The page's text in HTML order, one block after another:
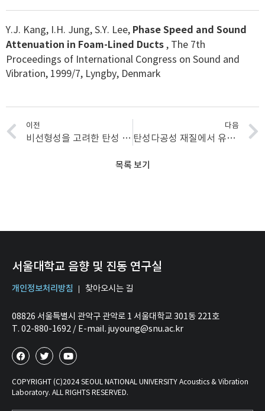
Y.J. Kang, I.H. Jung, S.Y. Lee, Phase Speed and Sound
Attenuation in Foam-Lined Ducts , The 7th
Proceedings of International Congress on Sound and
Vibration, 1999/7, Lyngby, Denmark
이전
비선형성을 고려한 탄성 다공성 재질의 음향학적 모델링
다음
탄성다공성 재질에서 유한진폭 입사음파의 흡음 특성
목록 보기
서울대학교 음향 및 진동 연구실
개인정보처리방침 찾아오시는 길
08826 서울특별시 관악구 관악로 1 서울대학교 301동 221호
T. 02-880-1692 / E-mail. juyoung@snu.ac.kr
COPYRIGHT (C)2024 SEOUL NATIONAL UNIVERSITY Acoustics & Vibration
Laboratory. ALL RIGHTS RESERVED.